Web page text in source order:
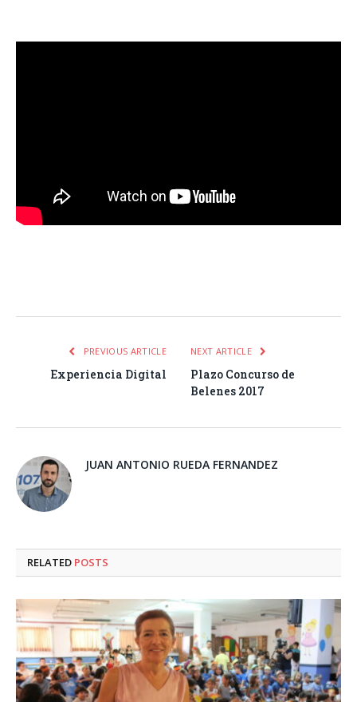
PREVIOUS ARTICLE
Experiencia Digital
NEXT ARTICLE
Plazo Concurso de
Belenes 2017
JUAN ANTONIO RUEDA FERNANDEZ
RELATED POSTS